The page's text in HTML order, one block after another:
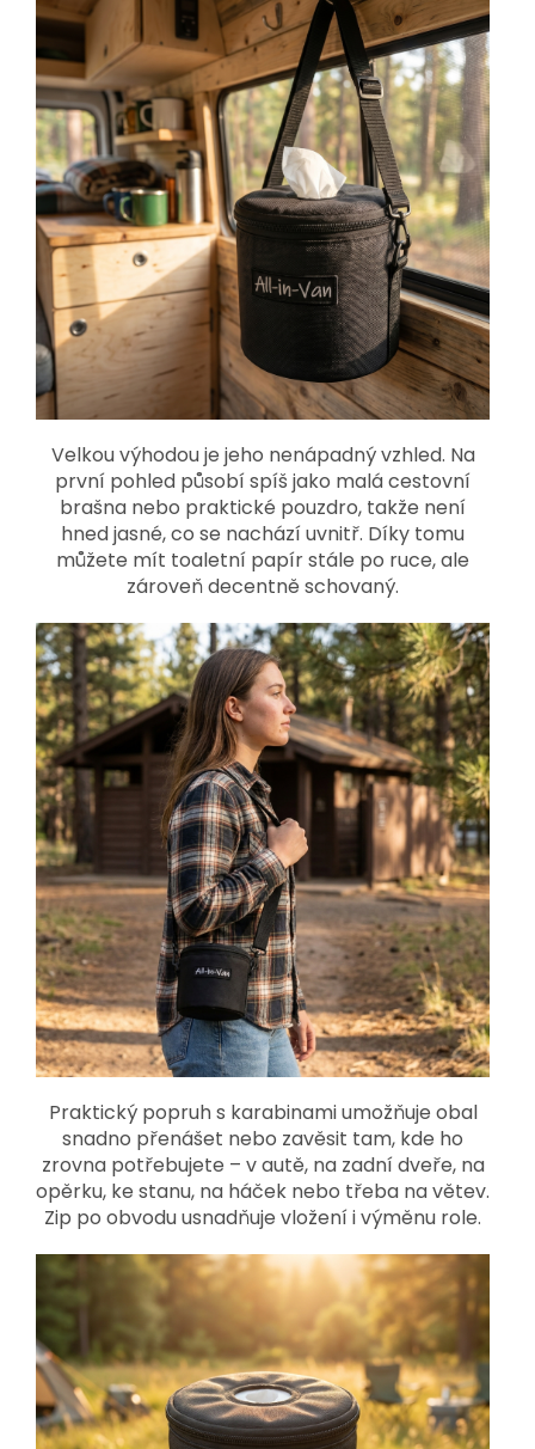
Velkou výhodou je jeho nenápadný vzhled. Na
první pohled působí spíš jako malá cestovní
brašna nebo praktické pouzdro, takže není
hned jasné, co se nachází uvnitř. Díky tomu
můžete mít toaletní papír stále po ruce, ale
zároveň decentně schovaný.
Praktický popruh s karabinami umožňuje obal
snadno přenášet nebo zavěsit tam, kde ho
zrovna potřebujete – v autě, na zadní dveře, na
opěrku, ke stanu, na háček nebo třeba na větev.
Zip po obvodu usnadňuje vložení i výměnu role.